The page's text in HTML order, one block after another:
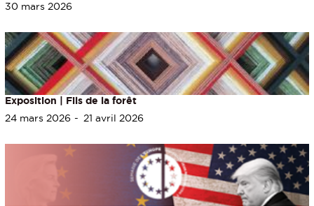
30 mars 2026
Exposition | Fils de la forêt
24 mars 2026
21 avril 2026